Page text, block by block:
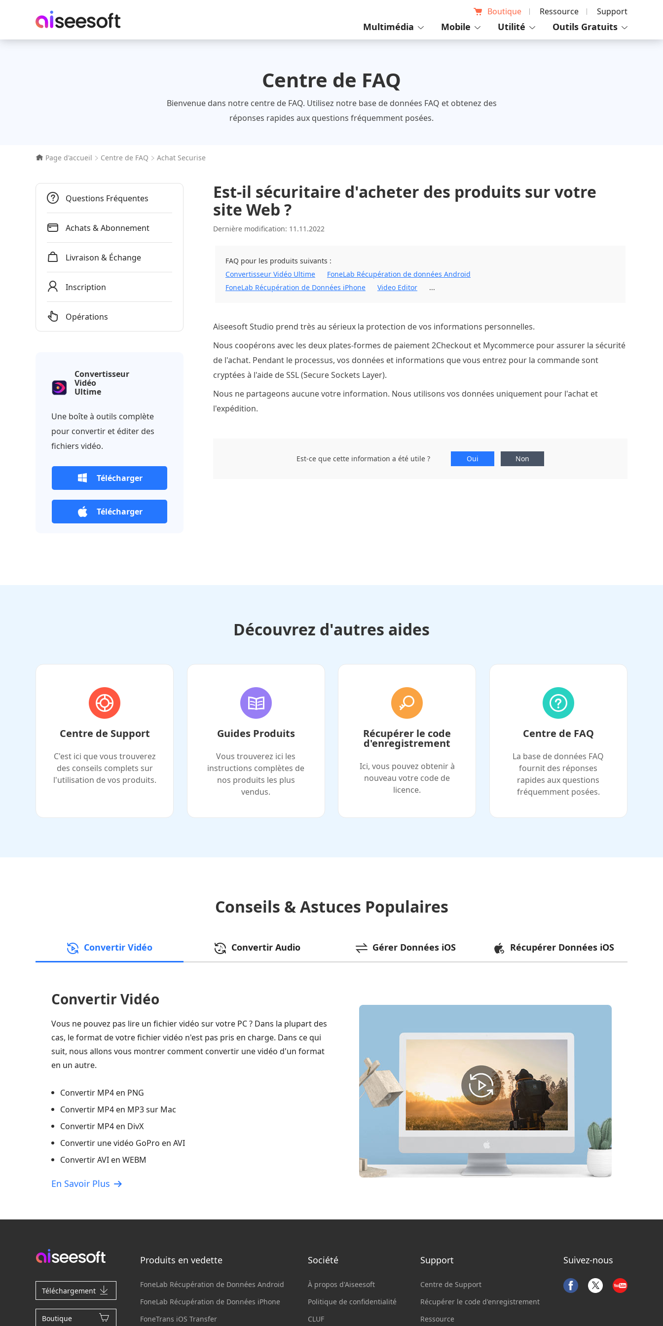
Boutique Ressource Support
Multimédia Mobile Utilité Outils Gratuits
Centre de FAQ
Bienvenue dans notre centre de FAQ. Utilisez notre base de données FAQ et obtenez des
réponses rapides aux questions fréquemment posées.
Page d'accueil Centre de FAQ Achat Securise
Questions Fréquentes
Achats & Abonnement
Livraison & Échange
Inscription
Opérations
Convertisseur
Vidéo
Ultime
Une boîte à outils complète
pour convertir et éditer des
fichiers vidéo.
Télécharger
Télécharger
Est-il sécuritaire d'acheter des produits sur votre
site Web ?
Dernière modification: 11.11.2022
FAQ pour les produits suivants :
Convertisseur Vidéo Ultime
FoneLab Récupération de données Android
FoneLab Récupération de Données iPhone
Video Editor ...
Aiseesoft Studio prend très au sérieux la protection de vos informations personnelles.
Nous coopérons avec les deux plates-formes de paiement 2Checkout et Mycommerce pour assurer la sécurité
de l'achat. Pendant le processus, vos données et informations que vous entrez pour la commande sont
cryptées à l'aide de SSL (Secure Sockets Layer).
Nous ne partageons aucune votre information. Nous utilisons vos données uniquement pour l'achat et
l'expédition.
Est-ce que cette information a été utile ?
Découvrez d'autres aides
Centre de Support
C'est ici que vous trouverez
des conseils complets sur
l'utilisation de vos produits.
Guides Produits
Vous trouverez ici les
instructions complètes de
nos produits les plus
vendus.
Récupérer le code
d'enregistrement
Ici, vous pouvez obtenir à
nouveau votre code de
licence.
Centre de FAQ
La base de données FAQ
fournit des réponses
rapides aux questions
fréquemment posées.
Conseils & Astuces Populaires
Convertir Vidéo Convertir Audio Gérer Données iOS Récupérer Données iOS
Convertir Vidéo
Vous ne pouvez pas lire un fichier vidéo sur votre PC ? Dans la plupart des
cas, le format de votre fichier vidéo n'est pas pris en charge. Dans ce qui
suit, nous allons vous montrer comment convertir une vidéo d'un format
en un autre.
Convertir MP4 en PNG
Convertir MP4 en MP3 sur Mac
Convertir MP4 en DivX
Convertir une vidéo GoPro en AVI
Convertir AVI en WEBM
En Savoir Plus
Téléchargement
Boutique
Produits en vedette
FoneLab Récupération de Données Android
FoneLab Récupération de Données iPhone
FoneTrans iOS Transfer
Société
À propos d'Aiseesoft
Politique de confidentialité
CLUF
Support
Centre de Support
Récupérer le code d'enregistrement
Ressource
Suivez-nous